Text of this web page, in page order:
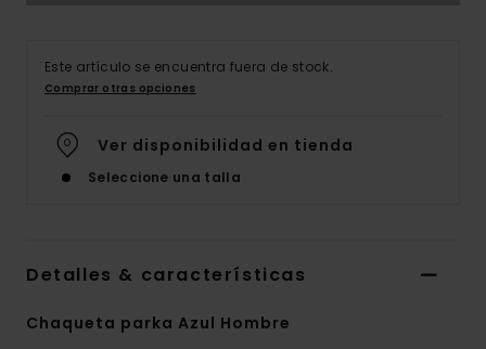
Este artículo se encuentra fuera de stock.
Comprar otras opciones
Ver disponibilidad en tienda
Seleccione una talla
Detalles & características
Chaqueta parka Azul Hombre